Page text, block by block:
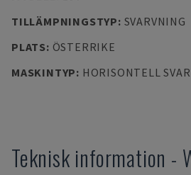
TILLÄMPNINGSTYP: SVARVNING
PLATS: ÖSTERRIKE
MASKINTYP: HORISONTELL
Teknisk information -